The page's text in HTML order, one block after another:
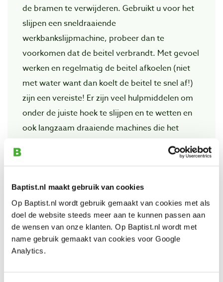
Baptist.nl maakt gebruik van cookies
Op Baptist.nl wordt gebruik gemaakt van cookies met als
doel de website steeds meer aan te kunnen passen aan
de wensen van onze klanten. Op Baptist.nl wordt met
name gebruik gemaakt van cookies voor Google
Analytics.
de bramen te verwijderen. Gebruikt u voor het
slijpen een sneldraaiende
werkbankslijpmachine, probeer dan te
voorkomen dat de beitel verbrandt. Met gevoel
werken en regelmatig de beitel afkoelen (niet
met water want dan koelt de beitel te snel af!)
zijn een vereiste! Er zijn veel hulpmiddelen om
onder de juiste hoek te slijpen en te wetten en
ook langzaam draaiende machines die het
verbranden van de beitel uitsluiten. Met deze
machines (die aan de basis van het Tormek- en
bovendien perfect wetten! In de afdeling
en Wettenvan Baptist Online Shop vindt u alle
informatie. De fijne kneepjes van het slijpen en
wetten leert u tijdens een cursus van Baptist
Cursuscentrum en leest of ziet u in de vele